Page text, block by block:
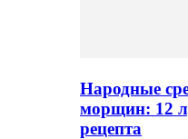
Народные
морщин: 12
рецепта